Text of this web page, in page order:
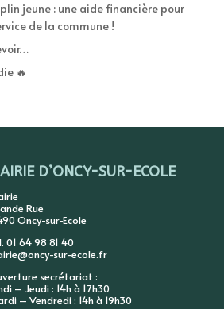
jeune : une aide financière pour
de la commune !
🔥
D’ONCY-SUR-ECOLE
Rue
Oncy-sur-Ecole
01 64 98 81 40
sur-ecole.fr
secrétariat :
– Jeudi : 14h à 17h30
– Vendredi : 14h à 19h30